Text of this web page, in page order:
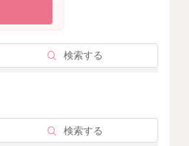
と思いますよ。お子さんが
います。
なくてお腹がへっている
増え方には個人差が大きい
あり、母子手帳の成長曲線
ないとお考えいただいて
検索する
検索する